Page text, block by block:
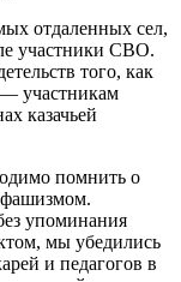
отдаленных сел,
участники СВО.
того, как
— участникам
казачьей
помнить о
фашизмом.
упоминания
мы убедились
и педагогов в